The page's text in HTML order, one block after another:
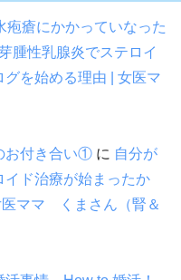
瘡にかかっていなった
腫性乳腺炎でステロイ
グを始める理由 | 女医マ
お付き合い① に 自分が
イド治療が始まったか
医ママ くまさん（腎＆